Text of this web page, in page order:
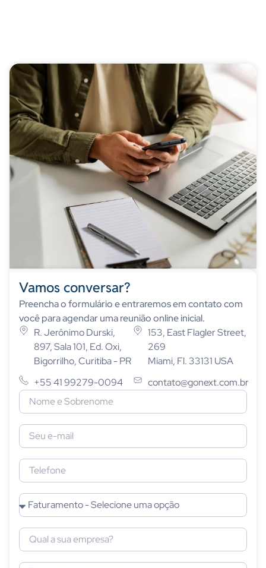
Vamos conversar?
Preencha o formulário e entraremos em contato com
você para agendar uma reunião online inicial.
R. Jerônimo Durski,
897, Sala 101, Ed. Oxi,
Bigorrilho, Curitiba - PR
+55 41 99279-0094
153, East Flagler Street,
269
Miami, Fl. 33131 USA
contato@gonext.com.br